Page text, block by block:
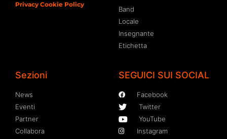
Privacy Cookie Policy
Band
Locale
Insegnante
Etichetta
Sezioni
News
Eventi
Partner
Collabora
SEGUICI SUI SOCIAL
Facebook
Twitter
YouTube
Instagram